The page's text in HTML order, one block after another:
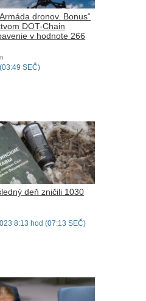
dronov. Bonus“
DOT-Chain
v hodnote 266
SEČ)
deň zničili 1030
8:13 hod (07:13 SEČ)